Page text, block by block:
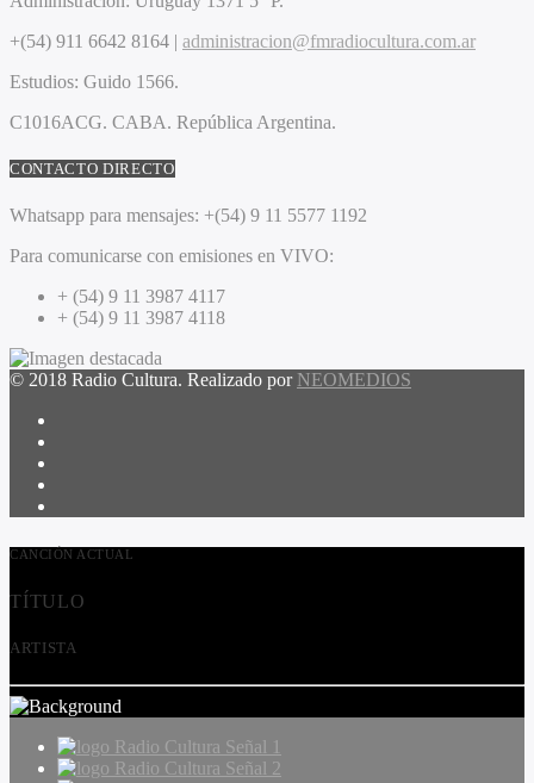
+(54) 911 6642 8164 | administracion@fmradiocultura.com.ar
Estudios: Guido 1566.
C1016ACG. CABA. República Argentina.
CONTACTO DIRECTO
Whatsapp para mensajes: +(54) 9 11 5577 1192
Para comunicarse con emisiones en VIVO:
+ (54) 9 11 3987 4117
+ (54) 9 11 3987 4118
© 2018 Radio Cultura. Realizado por NEOMEDIOS
CANCIÓN ACTUAL
TÍTULO
ARTISTA
Radio Cultura Señal 1
Radio Cultura Señal 2